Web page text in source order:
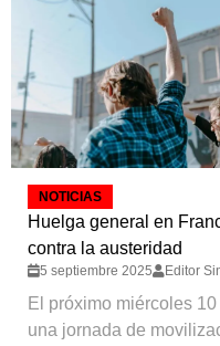
NOTICIAS
Huelga general en
contra la austeridad
5 septiembre 2025 Editor
El próximo miércoles
una jornada de